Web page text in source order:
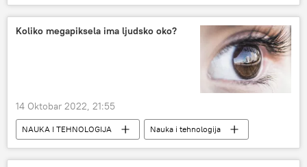
Crna Gora
Nesreće i prirodne katastrofe
Koliko megapiksela ima ljudsko oko?
14 Oktobar 2022, 21:55
NAUKA I TEHNOLOGIJA
Nauka i tehnologija
Magazin